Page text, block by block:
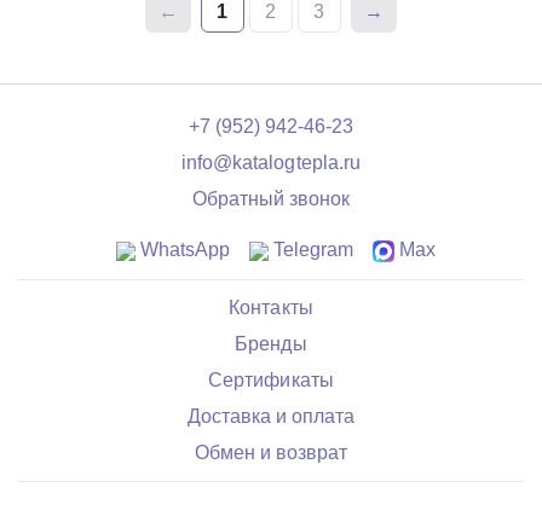
1 2 3
+7 (952) 942-46-23
info@katalogtepla.ru
Обратный звонок
WhatsApp Telegram Max
Контакты
Бренды
Сертификаты
Доставка и оплата
Обмен и возврат